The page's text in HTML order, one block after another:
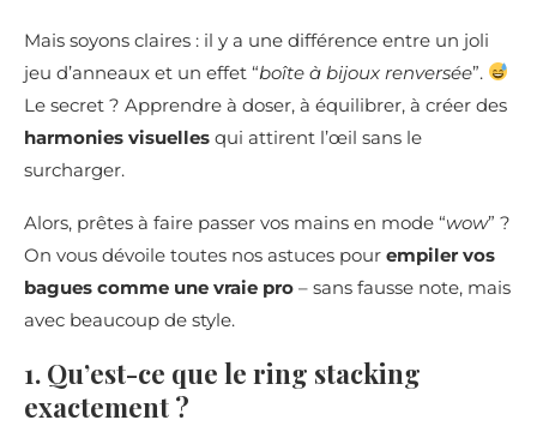
Mais soyons claires : il y a une différence entre un joli
jeu d’anneaux et un effet “boîte à bijoux renversée”.
Le secret ? Apprendre à doser, à équilibrer, à créer des
harmonies visuelles qui attirent l’œil sans le
surcharger.
Alors, prêtes à faire passer vos mains en mode “wow” ?
On vous dévoile toutes nos astuces pour empiler vos
bagues comme une vraie pro – sans fausse note, mais
avec beaucoup de style.
1. Qu’est-ce que le ring stacking
exactement ?